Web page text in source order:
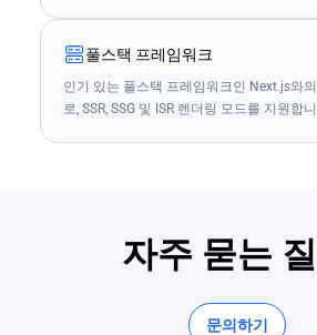
풀스택 프레임워크
인기 있는 풀스택 프레임워크인 Next.js와
로, SSR, SSG 및 ISR 렌더링 모드를 지원합
자주 묻는
문의하기